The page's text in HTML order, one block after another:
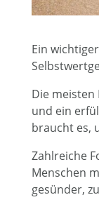
Ein
Die meisten
und ein
braucht es,
Zahlreiche
Menschen
gesünder,